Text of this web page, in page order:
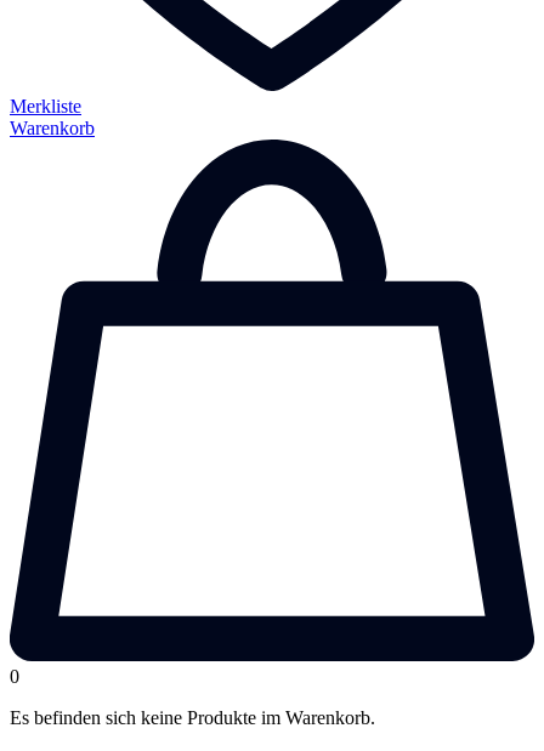
Merkliste
Warenkorb
0
Es befinden sich keine Produkte im Warenkorb.